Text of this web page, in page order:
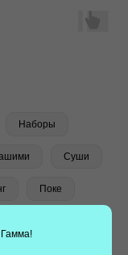
Наборы
Суши
Поке